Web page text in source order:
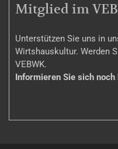
Mitglied im
Unterstützen Sie uns in
Wirtshauskultur. Werden
VEBWK.
Informieren Sie sich noch